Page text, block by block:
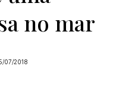
no mar
07/2018